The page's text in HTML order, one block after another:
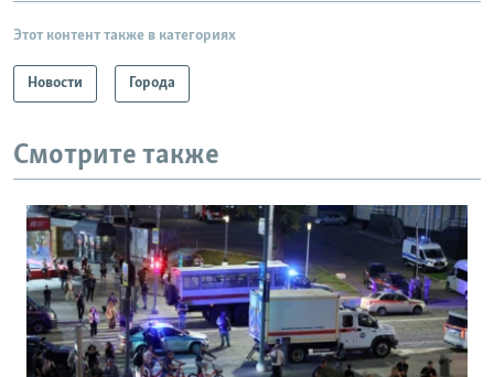
Этот контент также в категориях
Новости Города
Смотрите также